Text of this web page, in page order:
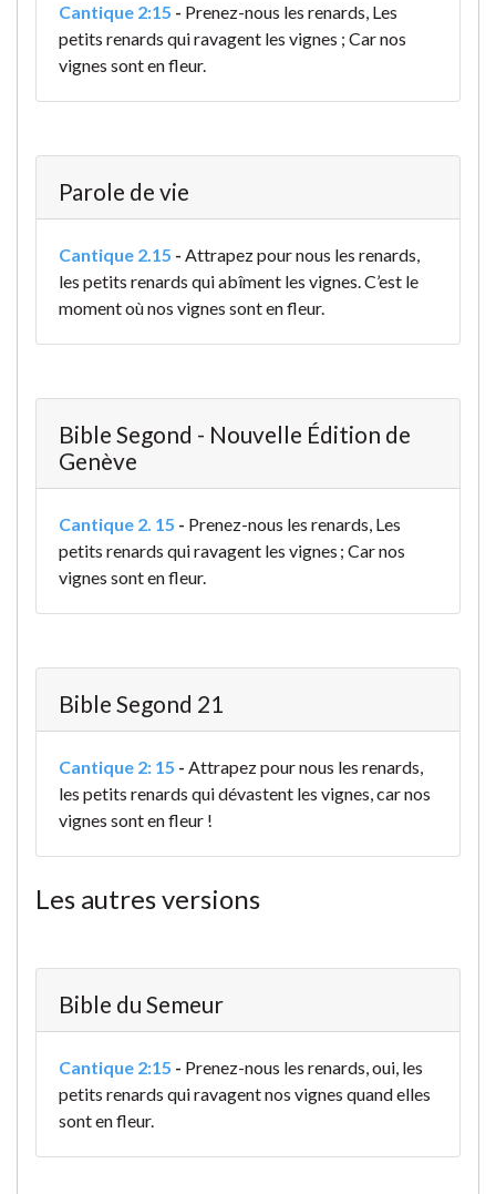
Cantique 2:15 - Prenez-nous les renards, Les
petits renards qui ravagent les vignes ; Car nos
vignes sont en fleur.
Parole de vie
Cantique 2.15 - Attrapez pour nous les renards,
les petits renards qui abîment les vignes.C’est le
moment où nos vignes sont en fleur.
Bible Segond - Nouvelle Édition de
Genève
Cantique 2. 15 - Prenez-nous les renards, Les
petits renards qui ravagent les vignes ; Car nos
vignes sont en fleur.
Bible Segond 21
Cantique 2: 15 - Attrapez pour nous les renards,
les petits renards qui dévastent les vignes, car nos
vignes sont en fleur !
Les autres versions
Bible du Semeur
Cantique 2:15 - Prenez-nous les renards,oui, les
petits renards qui ravagent nos vignes quand elles
sont en fleur.